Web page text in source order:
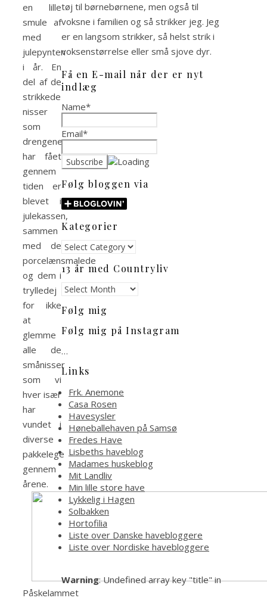
en lille
smule af
med
julepynten
i år. En
del af de
strikkede
nisser
som
drengene
har fået
gennem
tiden er
blevet i
julekassen,
sammen
med de
porcelænsmalede
og dem i
trylledej
for ikke
at
glemme
alle de
smånisser
som vi
hver især
har
vundet i
diverse
pakkelege
gennem
årene.
Påskelammet
tøj til børnebørnene, men også til
voksne i familien og så strikker jeg. Jeg
er en langsom strikker, så helst strik i
voksenstørrelse eller små sjove dyr.
Få en E-mail når der er nyt
indlæg
Name*
Email*
Følg bloggen via
Kategorier
Kategorier
13 år med Countryliv
13
med
Countryliv
Følg mig
Følg mig på Instagram
…
Links
Frk. Anemone
Casa Rosen
Havesysler
Høneballehaven på Samsø
Fredes Have
Lisbeths haveblog
Madames huskeblog
Mit Landliv
Min lille store have
Lykkelig i Hagen
Solbakken
Hortofilia
Liste over Danske havebloggere
Liste over Nordiske havebloggere
Warning: Undefined array key "title" in